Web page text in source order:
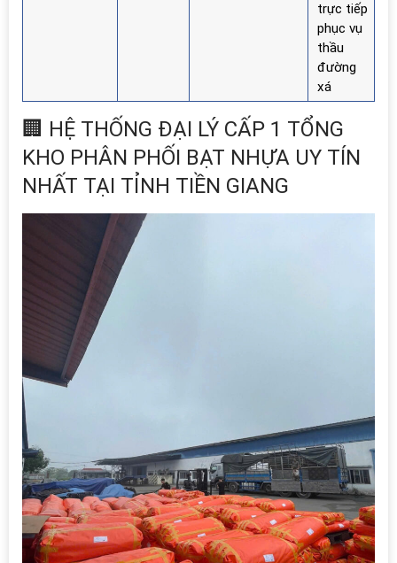
trực tiếp
phục vụ
thầu
đường
xá
🏢 HỆ THỐNG ĐẠI LÝ CẤP 1 TỔNG
KHO PHÂN PHỐI BẠT NHỰA UY TÍN
NHẤT TẠI TỈNH TIỀN GIANG